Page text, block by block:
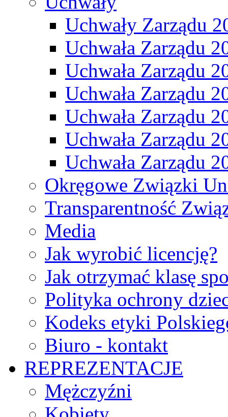
Uchwały Zarządu
Uchwała Zarządu
Uchwała Zarządu
Uchwała Zarządu
Uchwała Zarządu
Uchwała Zarządu
Uchwała Zarządu
Okręgowe Związki
Transparentność
Media
Jak wyrobić licencję?
Jak otrzymać klasę
Polityka ochrony
Kodeks etyki
Biuro - kontakt
REPREZENTACJE
Mężczyźni